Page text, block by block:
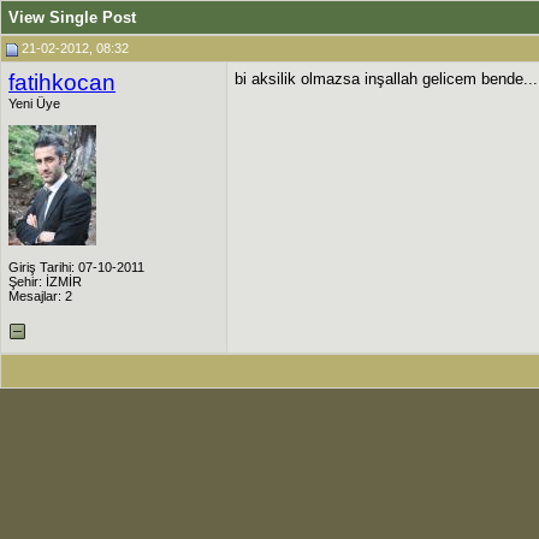
View Single Post
21-02-2012, 08:32
fatihkocan
Yeni Üye
Giriş Tarihi: 07-10-2011
Şehir: İZMİR
Mesajlar: 2
bi aksilik olmazsa inşallah gelicem bende...